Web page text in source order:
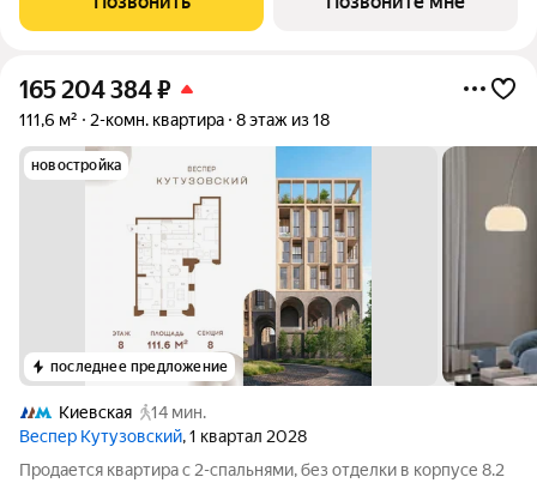
воплощает новую
165 204 384₽
111,6 м² 2-комн. квартира 8 этаж из 18
новостройка
последнее предложение
Киевская
14 мин.
Веспер Кутузовский, 1 квартал 2028
Продается квартира с 2-спальнями, без отделки в корпусе 8.2